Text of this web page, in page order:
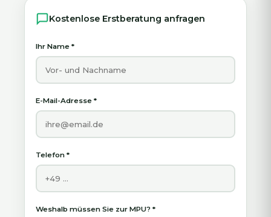
Kostenlose Erstberatung anfragen
Ihr Name *
E-Mail-Adresse *
Telefon *
Weshalb müssen Sie zur MPU? *